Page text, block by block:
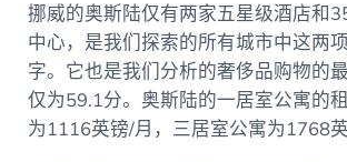
挪威的奥斯陆仅有两家五星级酒店和
中心，是我们探索的所有城市中这两
字。它也是我们分析的奢侈品购物的
仅为59.1分。奥斯陆的一居室公寓的
为1116英镑/月，三居室公寓为1768英